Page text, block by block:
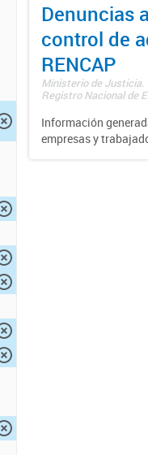
Denuncias
control de
RENCAP
Ministerio de Justicia.
Registro Nacional de
Información
empresas y